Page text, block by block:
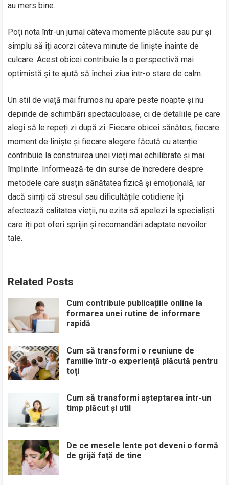
au mers bine.
Poți nota într-un jurnal câteva momente plăcute sau pur și
simplu să îți acorzi câteva minute de liniște înainte de
culcare. Acest obicei contribuie la o perspectivă mai
optimistă și te ajută să închei ziua într-o stare de calm.
Un stil de viață mai frumos nu apare peste noapte și nu
depinde de schimbări spectaculoase, ci de detaliile pe care
alegi să le repeți zi după zi. Fiecare obicei sănătos, fiecare
moment de liniște și fiecare alegere făcută cu atenție
contribuie la construirea unei vieți mai echilibrate și mai
împlinite. Informează-te din surse de încredere despre
metodele care susțin sănătatea fizică și emoțională, iar
dacă simți că stresul sau dificultățile cotidiene îți
afectează calitatea vieții, nu ezita să apelezi la specialiști
care îți pot oferi sprijin și recomandări adaptate nevoilor
tale.
Related Posts
Cum contribuie publicațiile online la
formarea unei rutine de informare
rapidă
Cum să transformi o reuniune de
familie într-o experiență plăcută pentru
toți
Cum să transformi așteptarea într-un
timp plăcut și util
De ce mesele lente pot deveni o formă
de grijă față de tine